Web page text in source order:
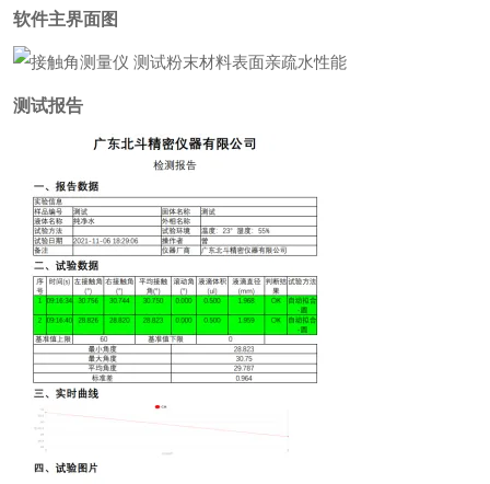
软件主界面图
测试报告